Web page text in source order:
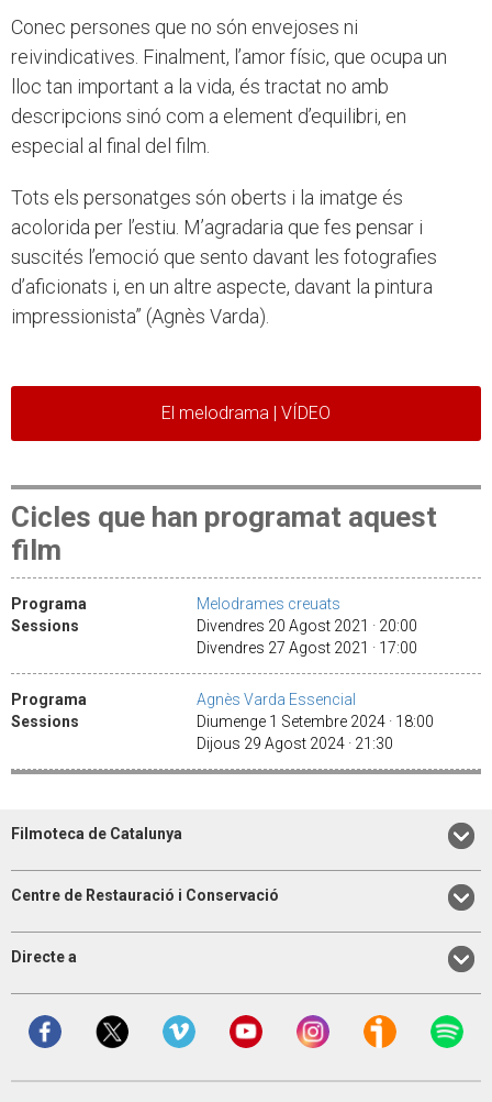
Conec persones que no són envejoses ni
reivindicatives. Finalment, l’amor físic, que ocupa un
lloc tan important a la vida, és tractat no amb
descripcions sinó com a element d’equilibri, en
especial al final del film.
Tots els personatges són oberts i la imatge és
acolorida per l’estiu. M’agradaria que fes pensar i
suscités l’emoció que sento davant les fotografies
d’aficionats i, en un altre aspecte, davant la pintura
impressionista” (Agnès Varda).
El melodrama | VÍDEO
Cicles que han programat aquest
film
Programa
Melodrames creuats
Sessions
Divendres 20 Agost 2021 · 20:00
Divendres 27 Agost 2021 · 17:00
Programa
Agnès Varda Essencial
Sessions
Diumenge 1 Setembre 2024 · 18:00
Dijous 29 Agost 2024 · 21:30
Filmoteca de Catalunya
Centre de Restauració i Conservació
Directe a